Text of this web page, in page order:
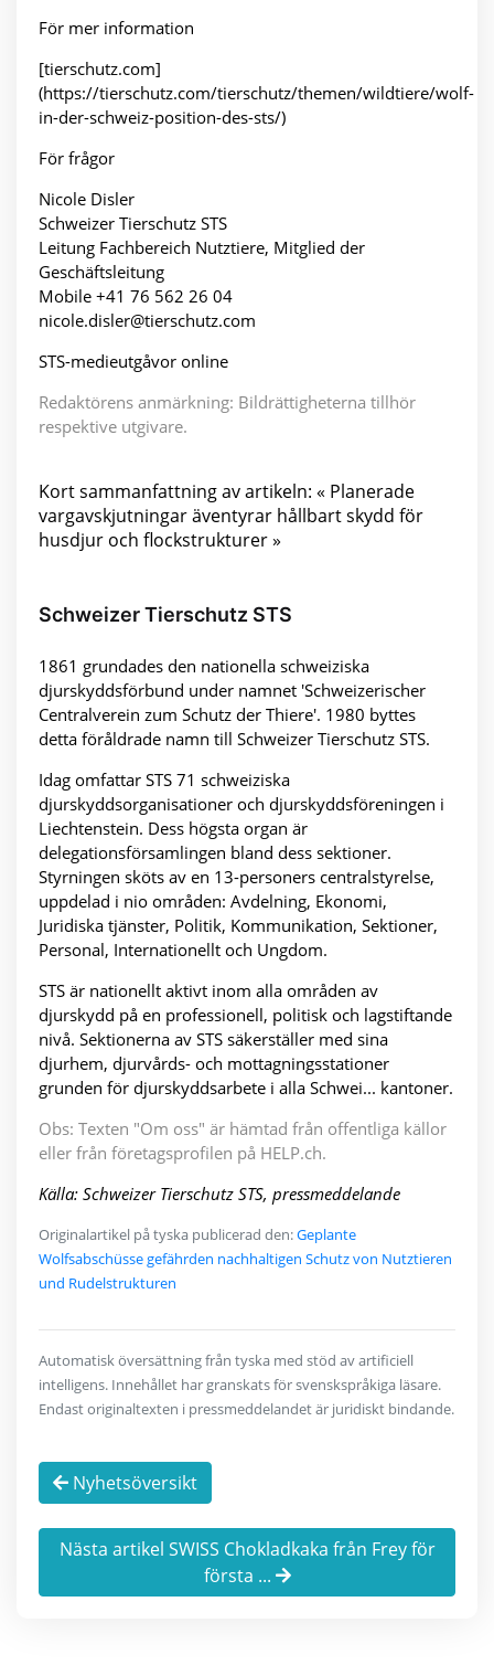
För mer information
[tierschutz.com]
(https://tierschutz.com/tierschutz/themen/wildtiere/wolf-
in-der-schweiz-position-des-sts/)
För frågor
Nicole Disler
Schweizer Tierschutz STS
Leitung Fachbereich Nutztiere, Mitglied der
Geschäftsleitung
Mobile +41 76 562 26 04
nicole.disler@tierschutz.com
STS-medieutgåvor online
Redaktörens anmärkning: Bildrättigheterna tillhör
respektive utgivare.
Kort sammanfattning av artikeln: « Planerade
vargavskjutningar äventyrar hållbart skydd för
husdjur och flockstrukturer »
Schweizer Tierschutz STS
1861 grundades den nationella schweiziska
djurskyddsförbund under namnet 'Schweizerischer
Centralverein zum Schutz der Thiere'. 1980 byttes
detta föråldrade namn till Schweizer Tierschutz STS.
Idag omfattar STS 71 schweiziska
djurskyddsorganisationer och djurskyddsföreningen i
Liechtenstein. Dess högsta organ är
delegationsförsamlingen bland dess sektioner.
Styrningen sköts av en 13-personers centralstyrelse,
uppdelad i nio områden: Avdelning, Ekonomi,
Juridiska tjänster, Politik, Kommunikation, Sektioner,
Personal, Internationellt och Ungdom.
STS är nationellt aktivt inom alla områden av
djurskydd på en professionell, politisk och lagstiftande
nivå. Sektionerna av STS säkerställer med sina
djurhem, djurvårds- och mottagningsstationer
grunden för djurskyddsarbete i alla Schwei... kantoner.
Obs: Texten "Om oss" är hämtad från offentliga källor
eller från företagsprofilen på HELP.ch.
Källa: Schweizer Tierschutz STS, pressmeddelande
Originalartikel på tyska publicerad den:Geplante
Wolfsabschüsse gefährden nachhaltigen Schutz von Nutztieren
und Rudelstrukturen
Automatisk översättning från tyska med stöd av artificiell
intelligens. Innehållet har granskats för svenskspråkiga läsare.
Endast originaltexten i pressmeddelandet är juridiskt bindande.
Nyhetsöversikt
Nästa artikel SWISS Chokladkaka från Frey för
första ...